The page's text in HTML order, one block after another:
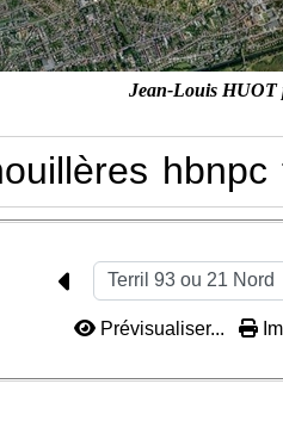
Jean-Louis
hbnpc
Prévisualiser...